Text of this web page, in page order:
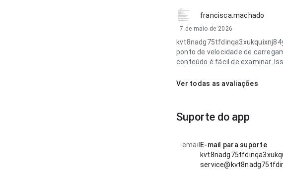
francisca.machado
7 de maio de 2026
ponto de velocidade de
conteúdo é fácil de examinar.
Ver todas as avaliações
Suporte do app
email E-mail para suporte